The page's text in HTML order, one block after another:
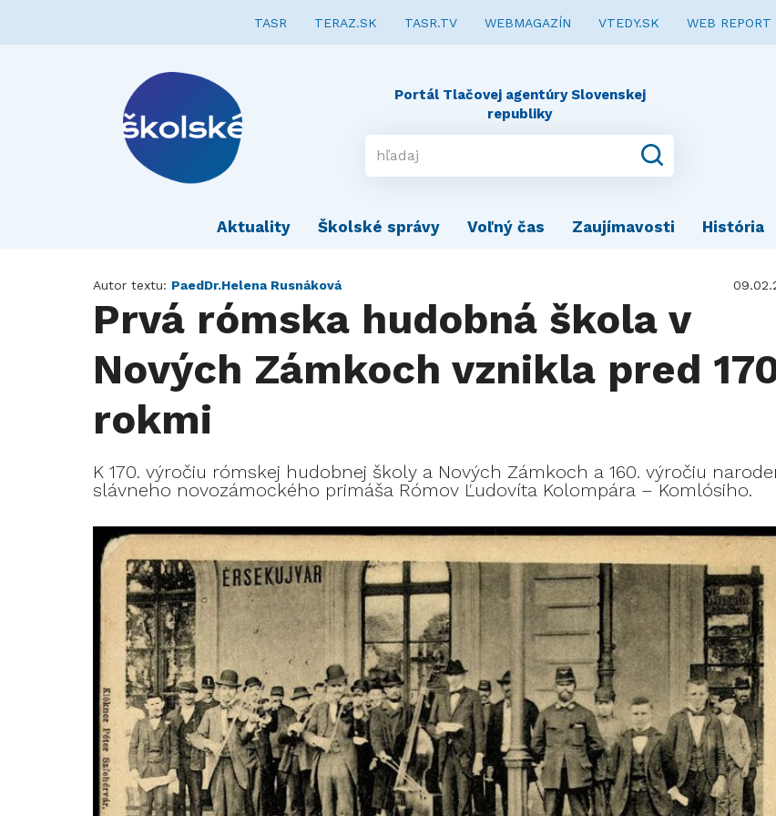
TASR TERAZ.SK TASR.TV WEBMAGAZÍN VTEDY.SK WEB REPORT
Portál Tlačovej agentúry Slovenskej
republiky
Aktuality Školské správy Voľný čas Zaujímavosti História
Autor textu: PaedDr.Helena Rusnáková
Prvá rómska hudobná škola v
Nových Zámkoch vznikla pred
rokmi
K 170. výročiu rómskej hudobnej školy a Nových Zámkoch a 160. výročiu
slávneho novozámockého primáša Rómov Ľudovíta Kolompára – Komlósiho.